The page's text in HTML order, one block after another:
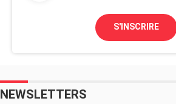
S'INSCRIRE
NEWSLETTERS